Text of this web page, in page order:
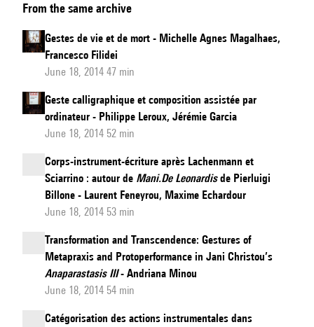
From the same archive
Gestes de vie et de mort - Michelle Agnes Magalhaes,
Francesco Filidei
June 18, 2014 47 min
Geste calligraphique et composition assistée par
ordinateur - Philippe Leroux, Jérémie Garcia
June 18, 2014 52 min
Corps-instrument-écriture après Lachenmann et
Sciarrino : autour de Mani.De Leonardisde Pierluigi
Billone - Laurent Feneyrou, Maxime Echardour
June 18, 2014 53 min
Transformation and Transcendence: Gestures of
Metapraxis and Protoperformance in Jani Christou’s
Anaparastasis III- Andriana Minou
June 18, 2014 54 min
Catégorisation des actions instrumentales dans